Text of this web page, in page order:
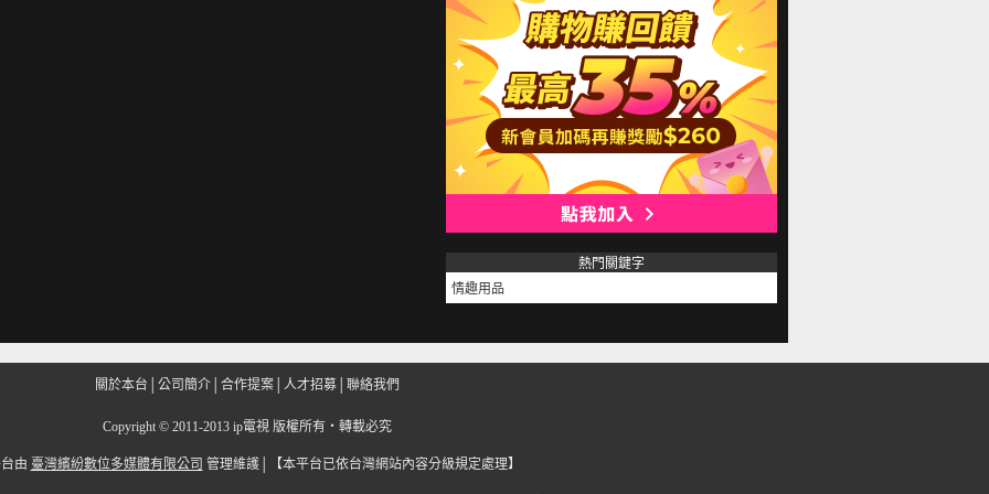
熱門關鍵字
情趣用品
關於本台 公司簡介 合作提案 人才招募 聯絡我們
Copyright © 2011-2013 ip電視 版權所有‧轉載必究
由 臺灣繽紛數位多媒體有限公司 管理維護│ 【本平台已依台灣網站內容分級規定處理】